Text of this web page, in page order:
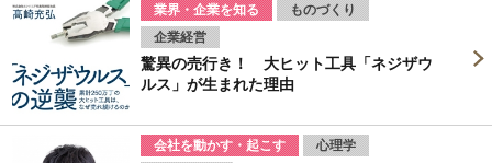
業界・企業を知る
ものづくり
企業経営
驚異の売行き！ 大ヒット工具「ネジザウ
ルス」が生まれた理由
会社を動かす・起こす
心理学